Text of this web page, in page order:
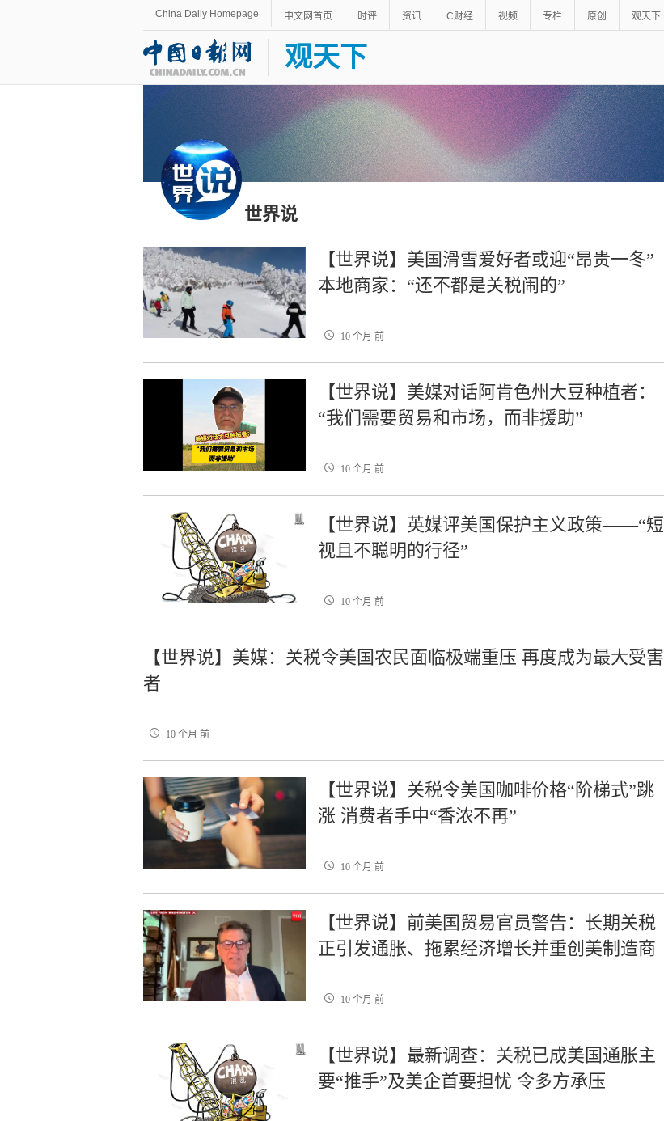
China Daily Homepage 中文网首页 时评 资讯 C财经 视频 专栏 原创 观天下
观天下
世界说
【世界说】美国滑雪爱好者或迎“昂贵一冬”
本地商家：“还不都是关税闹的”
10 个月 前
【世界说】美媒对话阿肯色州大豆种植者：
“我们需要贸易和市场，而非援助”
10 个月 前
【世界说】英媒评美国保护主义政策——“短
视且不聪明的行径”
10 个月 前
【世界说】美媒：关税令美国农民面临极端重压 再度成为最大受害
者
10 个月 前
【世界说】关税令美国咖啡价格“阶梯式”跳
涨 消费者手中“香浓不再”
10 个月 前
【世界说】前美国贸易官员警告：长期关税
正引发通胀、拖累经济增长并重创美制造商
10 个月 前
【世界说】最新调查：关税已成美国通胀主
要“推手”及美企首要担忧 令多方承压